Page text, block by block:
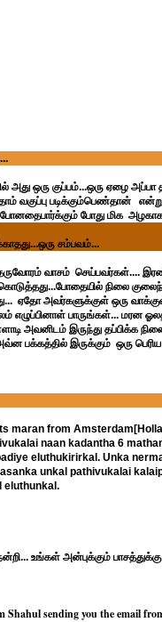
அது ஒரு குப்பம்...ஒரு ஏழை
வகுப்பு படிக்கும்பெண்தான்
போனதைபார்க்கும் போது மிக
சம்பவம்...
வாசம் செய்பவர்கள்....
நிலை
ஏதோ அவர்களுக்குள் ஒரு
எழுப்பினாள் பாருங்கள்... மரன
அவனிடம் இருந்து தப்பிக்க
பக்கத்தில் இருக்கும் ஒரு
maran from
naan kadantha 6
eluthukirirkal. Unka
unkal pathivukalai
eluthunkal.
உங்கள் அன்புக்கும்
Shahul sending you the email